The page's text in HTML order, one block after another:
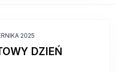
2025
DZIEŃ